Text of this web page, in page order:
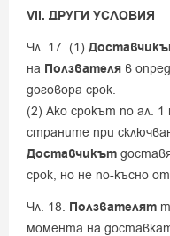
VII. ДРУГИ УСЛОВИЯ
Чл. 17. (1)
на Ползвателя в
договора срок.
(2) Ако срокът по ал. 1
страните при
Доставчикът
срок, но не по-късно
Чл. 18. Ползвателят
момента на